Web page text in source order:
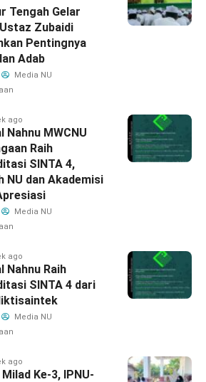
Tengah Gelar
Zubaidi
Pentingnya
Adab
Media NU
ago
Nahnu MWCNU
Raih
SINTA 4,
NU dan Akademisi
Media NU
ago
Nahnu Raih
SINTA 4 dari
Media NU
ago
Ke-3, IPNU-